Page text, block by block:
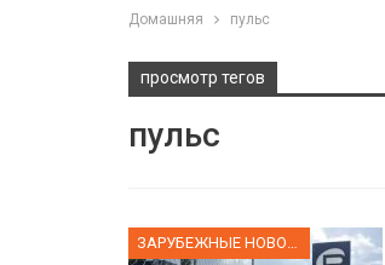
Домашняя пульс
просмотр тегов
пульс